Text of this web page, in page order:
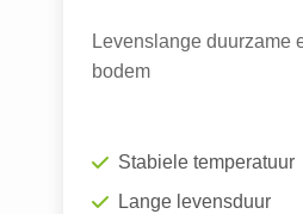
Levenslange duurzame
bodem
Stabiele temperatuur
Lange levensduur